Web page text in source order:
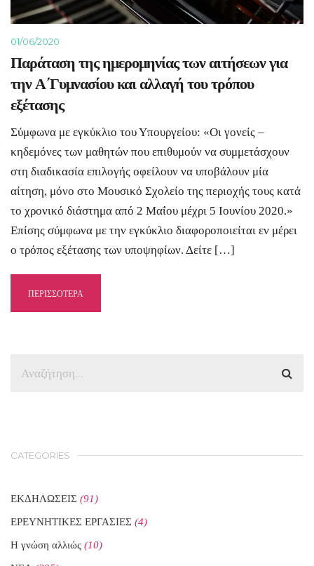
01/06/2020
Παράταση της ημερομηνίας των αιτήσεων για
την Α΄Γυμνασίου και αλλαγή του τρόπου
εξέτασης
Σύμφωνα με εγκύκλιο του Υπουργείου: «Οι γονείς –
κηδεμόνες των μαθητών που επιθυμούν να συμμετάσχουν
στη διαδικασία επιλογής οφείλουν να υποβάλουν μία
αίτηση, μόνο στο Μουσικό Σχολείο της περιοχής τους κατά
το χρονικό διάστημα από 2 Μαΐου μέχρι 5 Ιουνίου 2020.»
Επίσης σύμφωνα με την εγκύκλιο διαφοροποιείται εν μέρει
ο τρόπος εξέτασης των υποψηφίων. Δείτε […]
ΠΕΡΙΣΣΟΤΕΡΑ
CATEGORIES
ΕΚΔΗΛΩΣΕΙΣ (91)
ΕΡΕΥΝΗΤΙΚΕΣ ΕΡΓΑΣΙΕΣ (4)
Η γνώση αλλιώς (10)